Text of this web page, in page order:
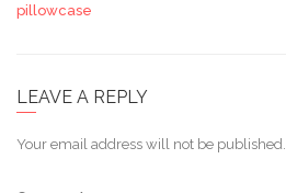
pillowcase
LEAVE A REPLY
Your email address will not be published.